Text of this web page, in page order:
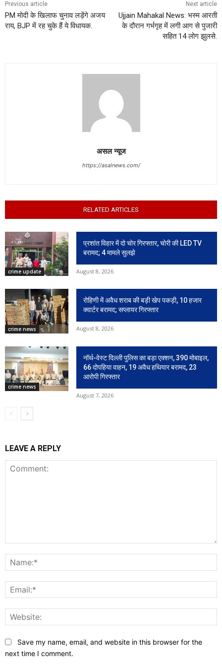
Previous article
PM मोदी के खिलाफ चुनाव लड़ेंगे अजय
राय, BJP में रह चुके हैं ये विधायक.
Next article
Ujjain Mahakal News: भस्म आरती
के दौरान गर्भगृह में लगी आग से पुजारी
सहित 14 लोग झुलसे.
असल न्यूज
https://asalnews.com/
RELATED ARTICLES
crime update
प्रशांत विहार में दो चोर गिरफ्तार, चोरी की LED TV
बरामद; 4 मामले सुलझे
August 8, 2026
crime news
रोहिणी में अवैध शराब की बड़ी खेप पकड़ी, 10 हजार
क्वार्टर बरामद; सप्लायर गिरफ्तार
August 8, 2026
crime news
नॉर्थ-वेस्ट दिल्ली पुलिस का बड़ा एक्शन, 390 मोबाइल,
66 दोपहिया वाहन, 19 अवैध हथियार बरामद, 23
आरोपी गिरफ्तार
August 7, 2026
LEAVE A REPLY
Save my name, email, and website in this browser for the
next time I comment.